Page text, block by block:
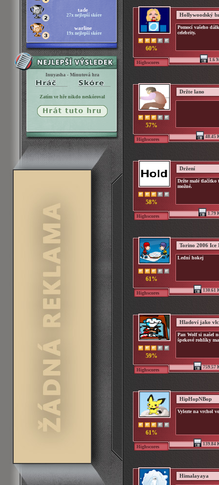
tade
27x nejlepší skóre
warline
19x nejlepší skóre
Inuyasha - Minutová hra
Zatím ve hře nikdo neskóroval
60%
Hollywoodský
Pomocí vašeho
celebrity.
Highscores 1.6
57%
Držte lano
Highscores 48.45
58%
Držení
Držte malé
možné.
Highscores 1.79
61%
Torino 2006 Ice
Lední hokej
Highscores 130.61
59%
Hladoví jako
Pan Wolf si našel
špekové rohlíky
Highscores 759.57
61%
HipHopNBop
Vylezte na vrchol
Highscores 139.84
Himalayaya